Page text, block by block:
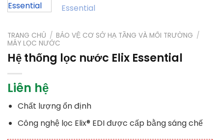
TRANG CHỦ / BẢO VỆ CƠ SỞ HẠ TẦNG VÀ MÔI TRƯỜNG /
MÁY LỌC NƯỚC
Hệ thống lọc nước Elix Essential
Liên hệ
Chất lượng ổn định
Công nghệ lọc Elix® EDI được cấp bằng sáng chế